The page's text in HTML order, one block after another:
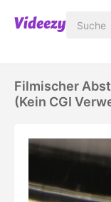
Filmischer
(kein CGI